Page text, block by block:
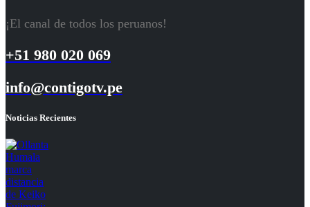
¡El canal de todos los peruanos!
+51 980 020 069
info@contigotv.pe
Noticias Recientes